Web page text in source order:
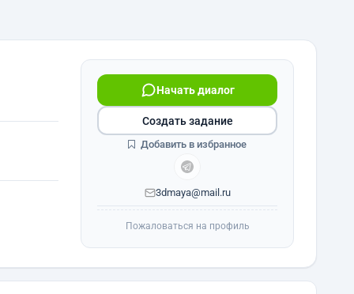
Начать диалог
3dmaya@mail.ru
Создать задание
Добавить в избранное
Пожаловаться на профиль